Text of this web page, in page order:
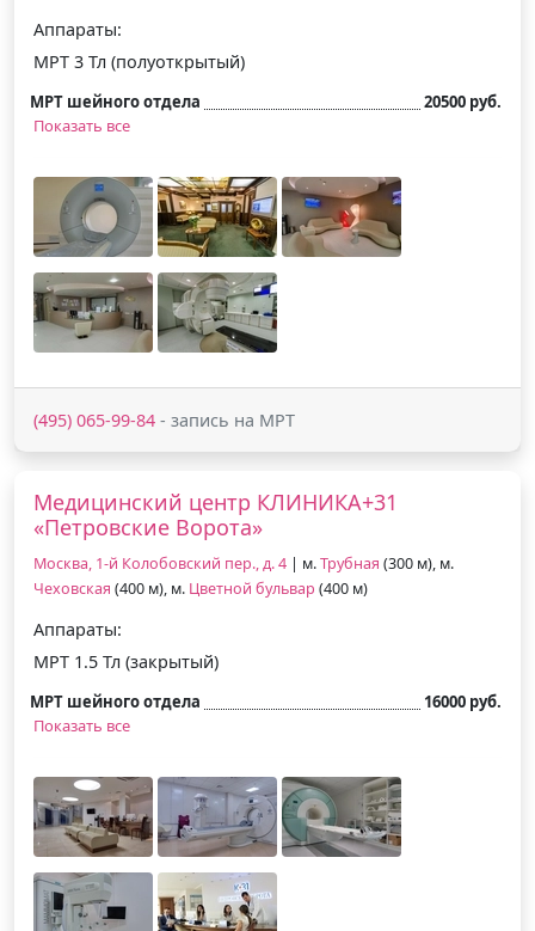
Аппараты:
МРТ 3 Тл (полуоткрытый)
МРТ шейного отдела
20500 руб.
Показать все
(495) 065-99-84 - запись на МРТ
Медицинский центр КЛИНИКА+31
«Петровские Ворота»
Москва, 1-й Колобовский пер., д. 4 | м.Трубная (300 м), м.
Чеховская (400 м), м. Цветной бульвар (400 м)
Аппараты:
МРТ 1.5 Тл (закрытый)
МРТ шейного отдела
16000 руб.
Показать все